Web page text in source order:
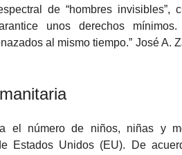
de “hombres invisibles”,
unos derechos mínimos.
al mismo tiempo.” José A.
el número de niños, niñas y
Estados Unidos (EU). De